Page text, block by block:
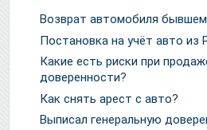
Возврат автомобиля
Постановка на учёт авто из
Какие есть риски при
доверенности?
Как снять арест с авто?
Выписал генеральную